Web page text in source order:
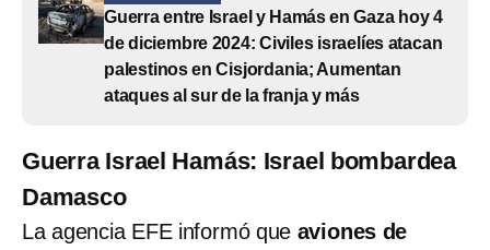
Guerra entre Israel y Hamás en Gaza hoy 4
de diciembre 2024: Civiles israelíes atacan
palestinos en Cisjordania; Aumentan
ataques al sur de la franja y más
Guerra Israel Hamás: Israel bombardea
Damasco
La agencia EFE informó que aviones de